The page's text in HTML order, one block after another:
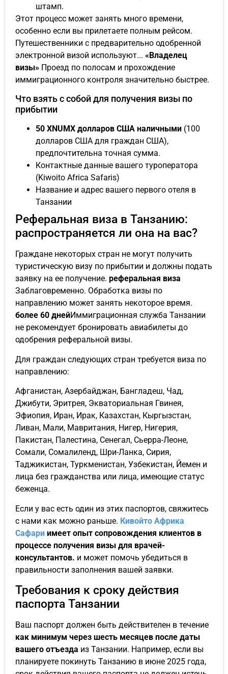
штамп.
Этот процесс может занять много времени,
особенно если вы прилетаете полным рейсом.
Путешественники с предварительно одобренной
электронной визой используют... «Владелец
визы» Проезд по полосам и прохождение
иммиграционного контроля значительно быстрее.
Что взять с собой для получения визы по
прибытии
50 XNUMX долларов США наличными (100
долларов США для граждан США),
предпочтительна точная сумма.
Контактные данные вашего туроператора
(Kiwoito Africa Safaris)
Название и адрес вашего первого отеля в
Танзании
Реферальная виза в Танзанию:
распространяется ли она на вас?
Граждане некоторых стран не могут получить
туристическую визу по прибытии и должны подать
заявку на ее получение. реферальная виза
Заблаговременно. Обработка визы по
направлению может занять некоторое время.
более 60 днейИммиграционная служба Танзании
не рекомендует бронировать авиабилеты до
одобрения реферальной визы.
Для граждан следующих стран требуется виза по
направлению:
Афганистан, Азербайджан, Бангладеш, Чад,
Джибути, Эритрея, Экваториальная Гвинея,
Эфиопия, Иран, Ирак, Казахстан, Кыргызстан,
Ливан, Мали, Мавритания, Нигер, Нигерия,
Пакистан, Палестина, Сенегал, Сьерра-Леоне,
Сомали, Сомалиленд, Шри-Ланка, Сирия,
Таджикистан, Туркменистан, Узбекистан, Йемен и
лица без гражданства или лица, имеющие статус
беженца.
Если у вас есть один из этих паспортов, свяжитесь
с нами как можно раньше. Кивойто Африка
Сафари имеет опыт сопровождения клиентов в
процессе получения визы для врачей-
консультантов. и может помочь убедиться в
правильности заполнения вашей заявки.
Требования к сроку действия
паспорта Танзании
Ваш паспорт должен быть действителен в течение
как минимум через шесть месяцев после даты
вашего отъезда из Танзании. Например, если вы
планируете покинуть Танзанию в июне 2025 года,